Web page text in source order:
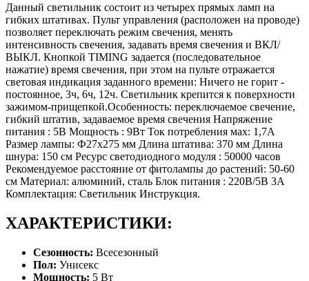
Данный светильник состоит из четырех прямых ламп на
гибких штативах. Пульт управления (расположен на проводе)
позволяет переключать режим свечения, менять
интенсивность свечения, задавать время свечения и ВКЛ/
ВЫКЛ. Кнопкой TIMING задается (последовательное
нажатие) время свечения, при этом на пульте отражается
световая индикация заданного времени: Ничего не горит -
постоянное, 3ч, 6ч, 12ч. Светильник крепится к поверхности
зажимом-прищепкой.Особенность: переключаемое свечение,
гибкий штатив, задаваемое время свечения Напряжение
питания : 5В Мощность : 9Вт Ток потребления мах: 1,7А
Размер лампы: Ф27х275 мм Длина штатива: 370 мм Длина
шнура: 150 см Ресурс светодиодного модуля : 50000 часов
Рекомендуемое расстояние от фитолампы до растений: 50-60
см Материал: алюминий, сталь Блок питания : 220В/5В 3А
Комплектация: Светильник Инструкция.
ХАРАКТЕРИСТИКИ:
Сезонность: Всесезонный
Пол: Унисекс
Мощность: 5 Вт